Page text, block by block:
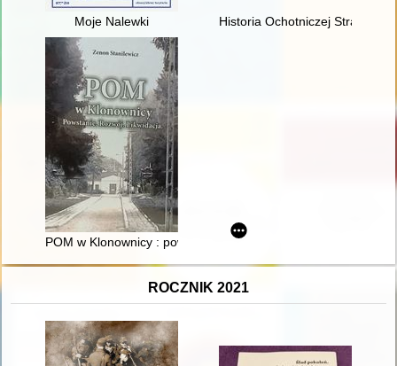
Moje Nalewki Historia Ochotniczej Straży
POM w Klonownicy : powstanie : rozwój : likwidacja
ROCZNIK 2021